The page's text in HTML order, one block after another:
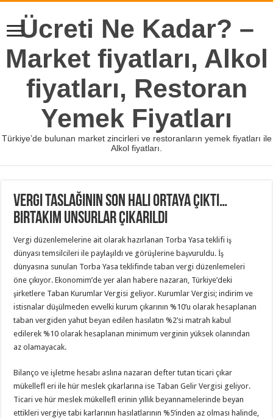
Ücreti Ne Kadar? –
Market fiyatları, Alkol
fiyatları, Restoran
Yemek Fiyatları
Türkiye’de bulunan market zincirleri ve restoranların yemek fiyatları ile
Alkol fiyatları.
Vergi taslağının son hali ortaya çıktı…
Birtakım unsurlar çıkarıldı
Vergi düzenlemelerine ait olarak hazırlanan Torba Yasa teklifi iş
dünyası temsilcileri ile paylaşıldı ve görüşlerine başvuruldu. İş
dünyasına sunulan Torba Yasa teklifinde taban vergi düzenlemeleri
öne çıkıyor. Ekonomim’de yer alan habere nazaran, Türkiye’deki
şirketlere Taban Kurumlar Vergisi geliyor. Kurumlar Vergisi; indirim ve
istisnalar düşülmeden evvelki kurum çıkarının %10’u olarak hesaplanan
taban vergiden yahut beyan edilen hasılatın %2’si matrah kabul
edilerek %10 olarak hesaplanan minimum verginin yüksek olanından
az olamayacak.
Bilanço ve işletme hesabı aslına nazaran defter tutan ticari çıkar
mükellefl eri ile hür meslek çıkarlarına ise Taban Gelir Vergisi geliyor.
Ticari ve hür meslek mükellefl erinin yıllık beyannamelerinde beyan
ettikleri vergiye tabi karlarının hasılatlarının %5’inden az olması halinde,